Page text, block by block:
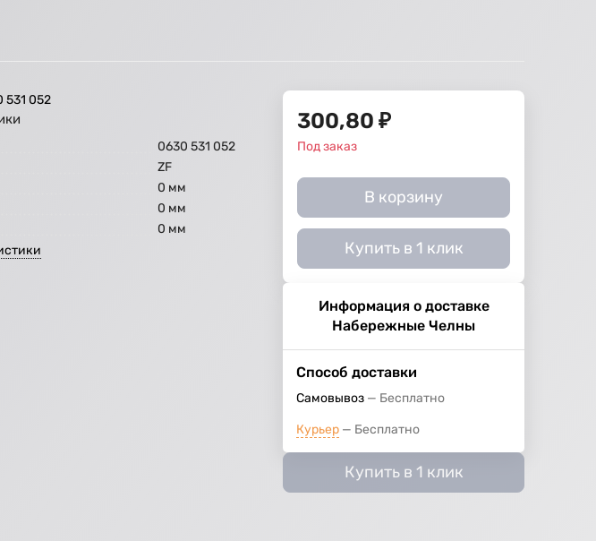
531 052
0630 531 052
ZF
0 мм
0 мм
0 мм
300,80 ₽
Под заказ
В корзину
Купить в 1 клик
Информация о доставке
Набережные Челны
Способ доставки
Самовывоз Бесплатно
Курьер Бесплатно
Купить в 1 клик